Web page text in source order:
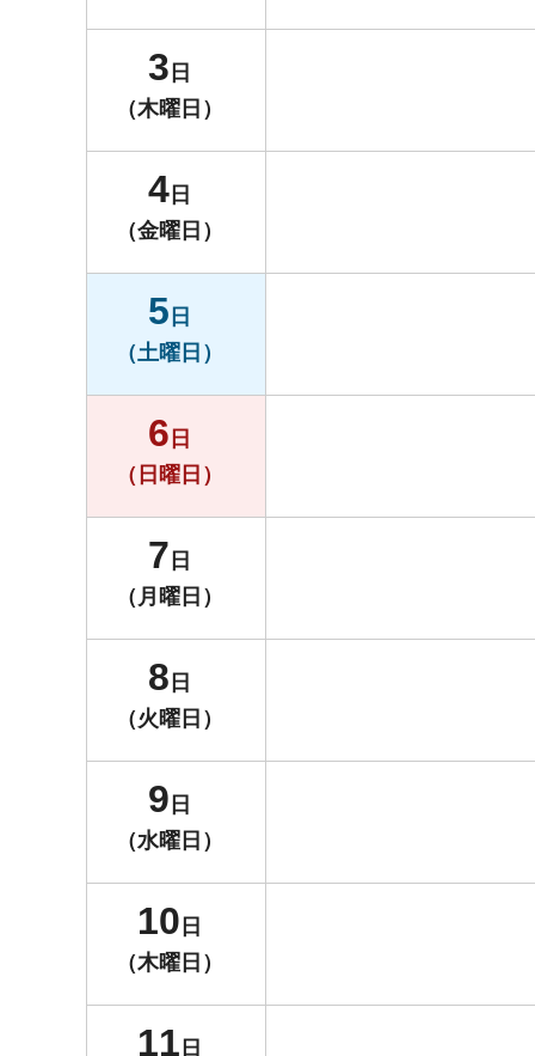
3 日
（木曜日）
4日
（金曜日）
5 日
（土曜日）
6 日
（日曜日）
7 日
（月曜日）
8 日
（火曜日）
9 日
（水曜日）
10 日
（木曜日）
11 日